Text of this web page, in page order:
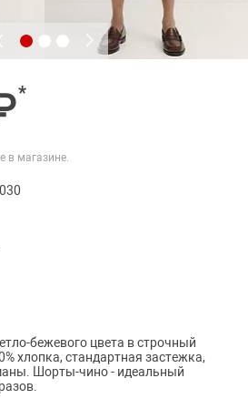
*
в магазине.
бежевого цвета в строчный
хлопка, стандартная застежка,
Шорты-чино - идеальный